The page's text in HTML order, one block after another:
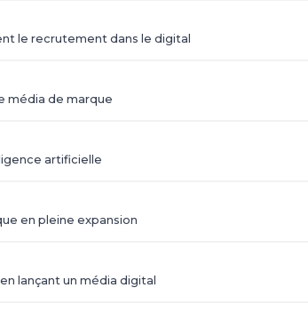
le recrutement dans le digital
média de marque
artificielle
en pleine expansion
lançant un média digital